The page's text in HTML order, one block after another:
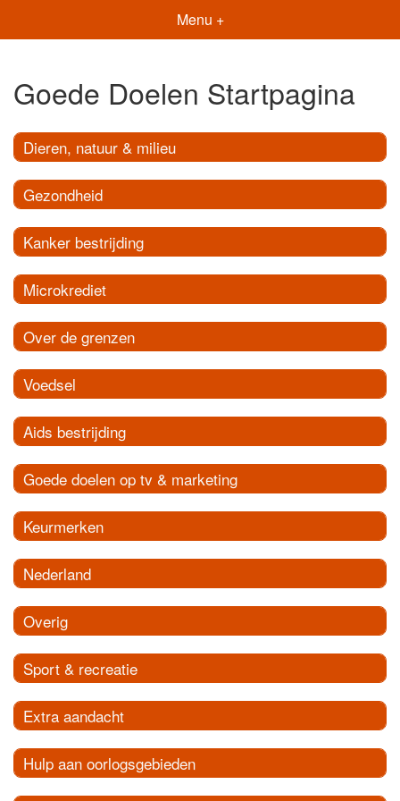
Menu +
Goede Doelen Startpagina
Dieren, natuur & milieu
Gezondheid
Kanker bestrijding
Microkrediet
Over de grenzen
Voedsel
Aids bestrijding
Goede doelen op tv & marketing
Keurmerken
Nederland
Overig
Sport & recreatie
Extra aandacht
Hulp aan oorlogsgebieden